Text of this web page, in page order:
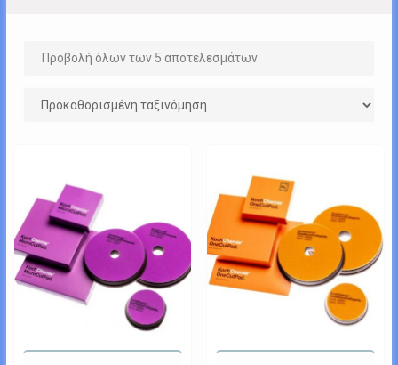
Προβολή όλων των 5 αποτελεσμάτων